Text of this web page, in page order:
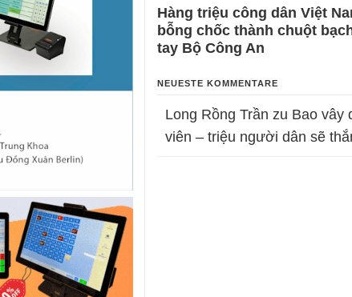
Hàng triệu công dân Việt
bỗng chốc thành chuột
tay Bộ Công An
NEUESTE KOMMENTARE
Long Rồng Trần zu Bao vây
viên – triệu người dân sẽ